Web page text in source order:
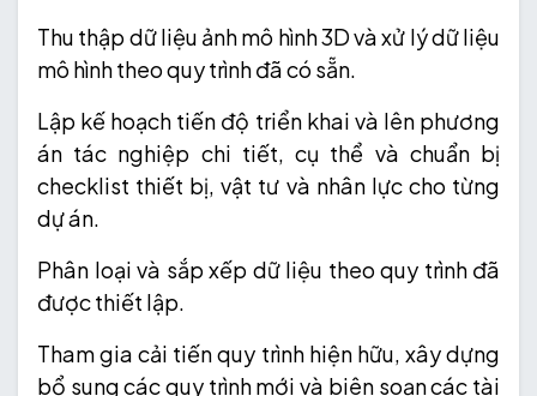
Thu thập dữ liệu ảnh mô hình 3D và xử lý dữ liệu
mô hình theo quy trình đã có sẵn.
Lập kế hoạch tiến độ triển khai và lên phương
án tác nghiệp chi tiết, cụ thể và chuẩn bị
checklist thiết bị, vật tư và nhân lực cho từng
dự án.
Phân loại và sắp xếp dữ liệu theo quy trình đã
được thiết lập.
Tham gia cải tiến quy trình hiện hữu, xây dựng
bổ sung các quy trình mới và biên soạn các tài